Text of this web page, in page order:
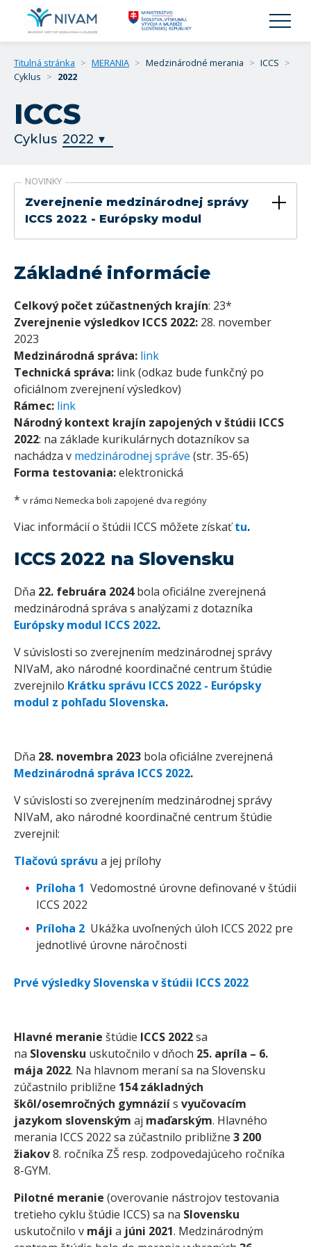
Titulná stránka > MERANIA > Medzinárodné merania > ICCS >
Cyklus > 2022
ICCS
Cyklus
NOVINKY
Zverejnenie medzinárodnej správy
ICCS 2022 - Európsky modul
Základné informácie
Celkový počet zúčastnených krajín: 23*
Zverejnenie výsledkov ICCS 2022: 28. november
2023
Medzinárodná správa: link
Technická správa: link (odkaz bude funkčný po
oficiálnom zverejnení výsledkov)
Rámec: link
Národný kontext krajín zapojených v štúdii ICCS
2022: na základe kurikulárnych dotazníkov sa
nachádza v medzinárodnej správe (str. 35-65)
Forma testovania:elektronická
* v rámci Nemecka boli zapojené dva regióny
Viac informácií o štúdii ICCS môžete získať tu.
ICCS 2022 na Slovensku
Dňa 22. februára 2024bola oficiálne zverejnená
medzinárodná správa s analýzami z dotazníka
Európsky modul ICCS 2022.
V súvislosti so zverejnením medzinárodnej správy
NIVaM, ako národné koordinačné centrum štúdie
zverejnilo Krátku správu ICCS 2022 - Európsky
modul z pohľadu Slovenska.
Dňa 28. novembra 2023 bola oficiálne zverejnená
Medzinárodná správa ICCS 2022.
V súvislosti so zverejnením medzinárodnej správy
NIVaM, ako národné koordinačné centrum štúdie
zverejnil:
Tlačovú správu a jej prílohy
Príloha 1 Vedomostné úrovne definované v štúdii
ICCS 2022
Príloha 2 Ukážka uvoľnených úloh ICCS 2022 pre
jednotlivé úrovne náročnosti
Prvé výsledky Slovenska v štúdii ICCS 2022
Hlavné meranie štúdie ICCS 2022sa
na Slovensku uskutočnilo v dňoch 25. apríla – 6.
mája 2022. Na hlavnom meraní sa na Slovensku
zúčastnilo približne 154 základných
škôl/osemročných gymnáziís vyučovacím
jazykom slovenským aj maďarským. Hlavného
merania ICCS 2022 sa zúčastnilo približne 3 200
žiakov8. ročníka ZŠ resp. zodpovedajúceho ročníka
8-GYM.
Pilotné meranie (overovanie nástrojov testovania
tretieho cyklu štúdie ICCS) sa na Slovensku
uskutočnilo v máji a júni 2021. Medzinárodným